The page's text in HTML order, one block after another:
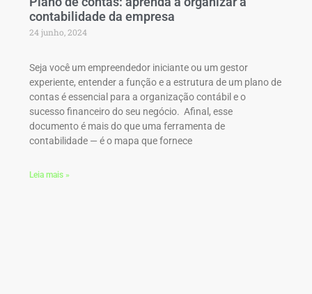
contabilidade da empresa
24 junho, 2024
Seja você um empreendedor iniciante ou um gestor
experiente, entender a função e a estrutura de um plano de
contas é essencial para a organização contábil e o
sucesso financeiro do seu negócio. Afinal, esse
documento é mais do que uma ferramenta de
contabilidade — é o mapa que fornece
Leia mais »